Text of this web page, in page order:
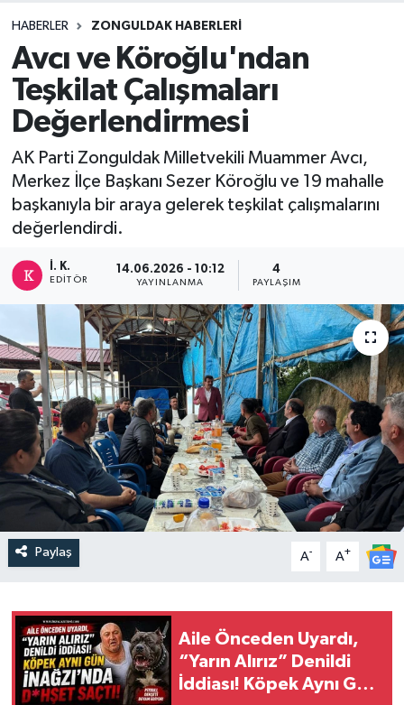
HABERLER ZONGULDAK HABERLERI
Avcı ve Köroğlu'ndan
Teşkilat Çalışmaları
Değerlendirmesi
AK Parti Zonguldak Milletvekili Muammer Avcı,
Merkez İlçe Başkanı Sezer Köroğlu ve 19 mahalle
başkanıyla bir araya gelerek teşkilat çalışmalarını
değerlendirdi.
İ. K.
EDITÖR
14.06.2026 - 10:12
YAYINLANMA
4
PAYLAŞIM
Paylaş A- A+
Aile Önceden Uyardı,
“Yarın Alırız” Denildi
İddiası! Köpek Aynı Gün
DEVREK
DÜZCE
EREĞLİ
GÖKÇEBEY
KARABÜK
KASTAMONU